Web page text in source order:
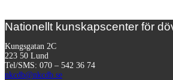
Nationellt kunskapscenter för
Kungsgatan 2C
223 50 Lund
Tel/SMS: 070 – 542 36 74
nkcdb@nkcdb.se